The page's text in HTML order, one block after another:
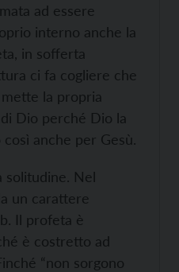
ad essere
interno anche la
in sofferta
ci fa cogliere che
la propria
Dio perché Dio la
anche per Gesù.
solitudine. Nel
un carattere
Il profeta è
è costretto ad
“non sorgono